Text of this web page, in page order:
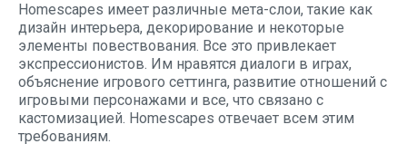
Homescapes имеет различные мета-слои, такие как
дизайн интерьера, декорирование и некоторые
элементы повествования. Все это привлекает
экспрессионистов. Им нравятся диалоги в играх,
объяснение игрового сеттинга, развитие отношений с
игровыми персонажами и все, что связано с
кастомизацией. Homescapes отвечает всем этим
требованиям.